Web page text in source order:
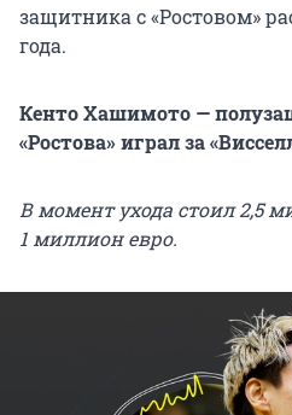
защитника с «Ростовом»
года.
Кенто Хашимото —
«Ростова» играл за
В момент ухода стоил 2,5
1 миллион евро.